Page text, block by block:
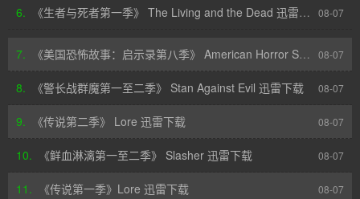
08-07
6. 《生者与死者第一季》 The Living and the Dead 迅雷下载
08-07
7. 《美国恐怖故事：启示录第八季》 American Horror Story 迅雷下载
08-07
8. 《警长战群魔第一至二季》 Stan Against Evil 迅雷下载
08-07
9. 《传说第二季》 Lore 迅雷下载
08-07
10. 《鲜血淋漓第一至二季》 Slasher 迅雷下载
08-07
11. 《传说第一季》Lore 迅雷下载